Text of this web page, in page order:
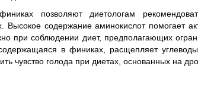
позволяют диетологам
Высокое содержание аминокислот помогает
при соблюдении диет, предполагающих
в финиках, расщепляет
чувство голода при диетах, основанных на